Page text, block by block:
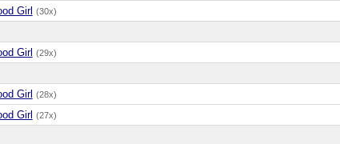
Girl (30x)
Girl (29x)
Girl (28x)
Girl (27x)